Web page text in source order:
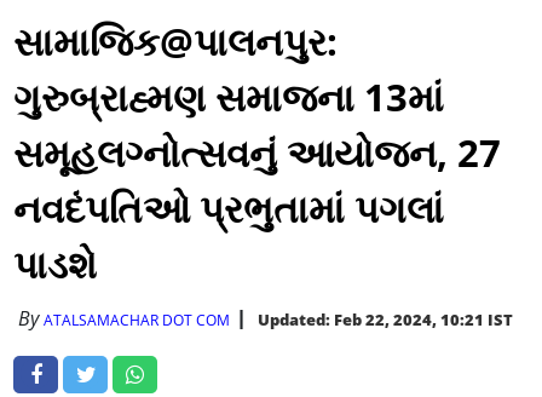
સામાજિક@પાલનપુર:
ગુરુબ્રાહ્મણ સમાજના 13માં
સમૂહલગ્નોત્સવનું આયોજન, 27
નવદંપતિઓ પ્રભુતામાં પગલાં
પાડશે
ByATALSAMACHAR DOT COM Updated: Feb 22, 2024, 10:21 IST